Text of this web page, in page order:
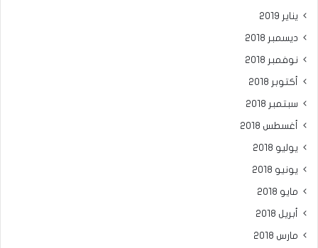
يناير 2019
ديسمبر 2018
نوفمبر 2018
أكتوبر 2018
سبتمبر 2018
أغسطس 2018
يوليو 2018
يونيو 2018
مايو 2018
أبريل 2018
مارس 2018